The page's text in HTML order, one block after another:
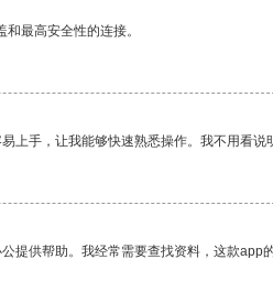
最高安全性的连接。
上手，让我能够快速熟悉操作。我不用看说
提供帮助。我经常需要查找资料，这款app